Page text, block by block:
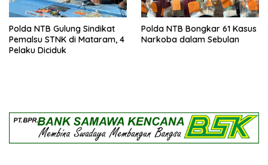
Polda NTB Gulung Sindikat
Pemalsu STNK di Mataram, 4
Pelaku Diciduk
Polda NTB Bongkar 61 Kasus
Narkoba dalam Sebulan